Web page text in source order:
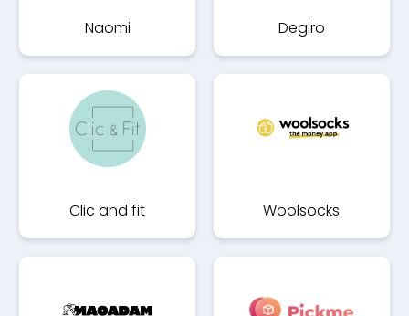
Naomi Degiro
Clic and fit Woolsocks